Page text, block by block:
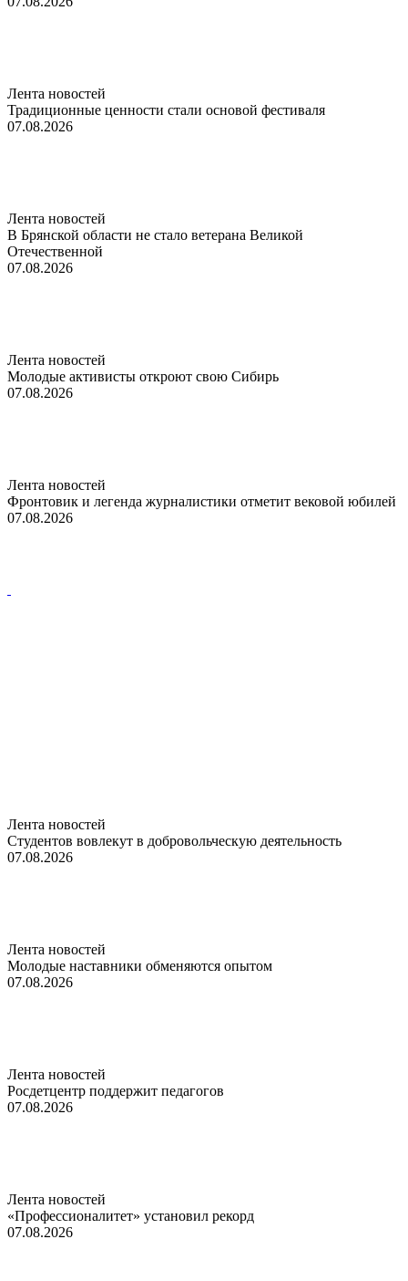
Лента новостей
Традиционные ценности стали основой фестиваля
07.08.2026
Лента новостей
В Брянской области не стало ветерана Великой
Отечественной
07.08.2026
Лента новостей
Молодые активисты откроют свою Сибирь
07.08.2026
Лента новостей
Фронтовик и легенда журналистики отметит вековой юбилей
07.08.2026
Лента новостей
Студентов вовлекут в добровольческую деятельность
07.08.2026
Лента новостей
Молодые наставники обменяются опытом
07.08.2026
Лента новостей
Росдетцентр поддержит педагогов
07.08.2026
Лента новостей
«Профессионалитет» установил рекорд
07.08.2026